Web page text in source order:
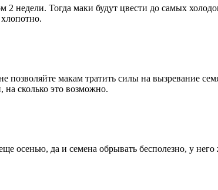
недели. Тогда маки будут цвести до самых
позволяйте макам тратить силы на вызревание
сколько это возможно.
осенью, да и семена обрывать бесполезно, у него